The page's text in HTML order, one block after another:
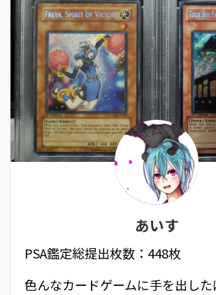
あいす
PSA鑑定総提出枚数：448枚
色んなカードゲームに手を出し